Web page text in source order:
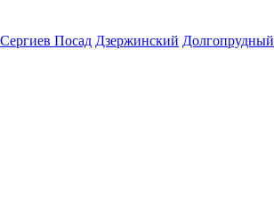
Посад Дзержинский Долгопрудный